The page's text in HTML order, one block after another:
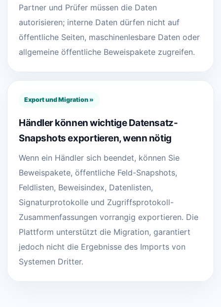
Partner und Prüfer müssen die Daten
autorisieren; interne Daten dürfen nicht auf
öffentliche Seiten, maschinenlesbare Daten oder
allgemeine öffentliche Beweispakete zugreifen.
Export und Migration »
Händler können wichtige Datensatz-
Snapshots exportieren, wenn nötig
Wenn ein Händler sich beendet, können Sie
Beweispakete, öffentliche Feld-Snapshots,
Feldlisten, Beweisindex, Datenlisten,
Signaturprotokolle und Zugriffsprotokoll-
Zusammenfassungen vorrangig exportieren. Die
Plattform unterstützt die Migration, garantiert
jedoch nicht die Ergebnisse des Imports von
Systemen Dritter.